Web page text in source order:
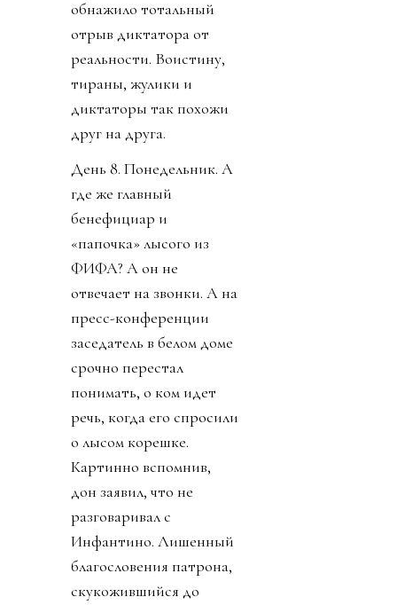
обнажило тотальный
отрыв диктатора от
реальности. Воистину,
тираны, жулики и
диктаторы так похожи
друг на друга.
День 8. Понедельник. А
где же главный
бенефициар и
«папочка» лысого из
ФИФА? А он не
отвечает на звонки. А на
пресс-конференции
заседатель в белом доме
срочно перестал
понимать, о ком идет
речь, когда его спросили
о лысом корешке.
Картинно вспомнив,
дон заявил, что не
разговаривал с
Инфантино. Лишенный
благословения патрона,
скукожившийся до